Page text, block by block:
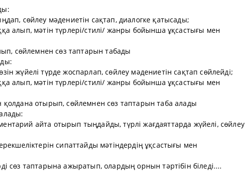
сөйлеу мәдениетін сақтап, диалогке қатысады;
алып, мәтін түрлері/стилі/ жанры бойынша ұқсастығы мен
сөйлемнен сөз таптарын табады
жүйелі түрде жоспарлап, сөйлеу мәдениетін сақтап сөйлейді;
алып, мәтін түрлері/стилі/ жанры бойынша ұқсастығы мен
отырып, сөйлемнен сөз таптарын таба алады
айта отырып тыңдайды, түрлі жағдаяттарда жүйелі, сөйлеу
сипаттайды мәтіндердің ұқсастығы мен
сөз таптарына ажыратып, олардың орнын тәртібін біледі....